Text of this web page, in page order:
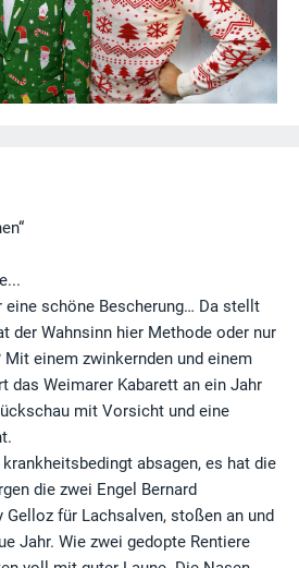
eine schöne Bescherung… Da stellt
der Wahnsinn hier Methode oder nur
einem zwinkernden und einem
das Weimarer Kabarett an ein Jahr
mit Vorsicht und eine
absagen, es hat die
die zwei Engel Bernard
Gelloz für Lachsalven, stoßen an und
Jahr. Wie zwei gedopte Rentiere